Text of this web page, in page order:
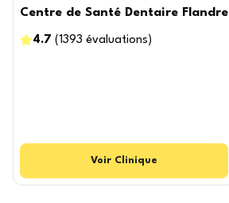
Centre de Santé Dentaire Flandre
4.7 (1393 évaluations )
Voir Clinique